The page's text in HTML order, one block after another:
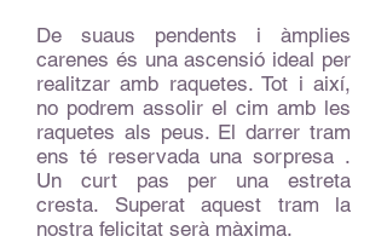
De suaus pendents i àmplies
carenes és una ascensió ideal per
realitzar amb raquetes. Tot i així,
no podrem assolir el cim amb les
raquetes als peus. El darrer tram
ens té reservada una sorpresa .
Un curt pas per una estreta
cresta. Superat aquest tram la
nostra felicitat serà màxima.